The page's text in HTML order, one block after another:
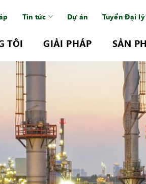
Tin tức Dự án Tuyển Đại lý
TÔI GIẢI PHÁP SẢN